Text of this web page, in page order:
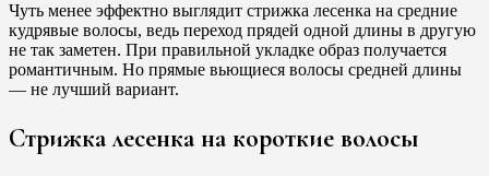
Чуть менее эффектно выглядит стрижка лесенка на средние
кудрявые волосы, ведь переход прядей одной длины в другую
не так заметен. При правильной укладке образ получается
романтичным. Но прямые вьющиеся волосы средней длины
— не лучший вариант.
Стрижка лесенка на короткие волосы